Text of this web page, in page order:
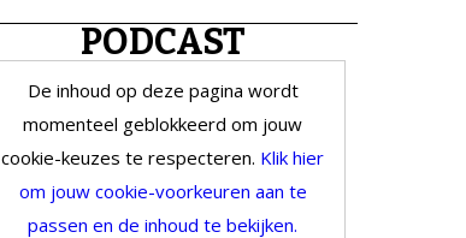
PODCAST
De inhoud op deze pagina wordt
momenteel geblokkeerd om jouw
cookie-keuzes te respecteren. Klik hier
om jouw cookie-voorkeuren aan te
passen en de inhoud te bekijken.